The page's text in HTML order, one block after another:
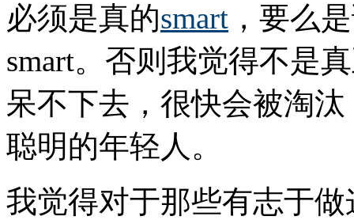
必须是真的smart ，要么
smart。否则我觉得不是
呆不下去，很快会被淘
聪明的年轻人。
我觉得对于那些有志于